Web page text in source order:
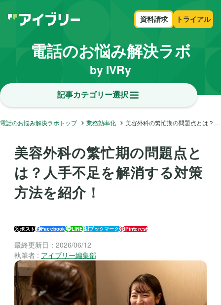
資料請求 トライアル
電話のお悩み解決ラボ
by IVRy
記事カテゴリー選択
電話のお悩み解決ラボトップ 業務効率化 美容外科の繁忙期の問題点とは？人手不足を解消する対策方法を紹介！
美容外科の繁忙期の問題点と
は？人手不足を解消する対策
方法を紹介！
ポスト Facebook LINE ブックマーク Pinterest
最終更新日： 2026/06/12
執筆者 : アイブリー編集部